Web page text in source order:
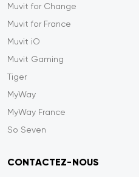
Muvit for Change
Muvit for France
Muvit iO
Muvit Gaming
Tiger
MyWay
MyWay France
So Seven
CONTACTEZ-NOUS